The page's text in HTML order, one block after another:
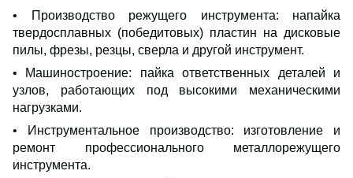
• Производство режущего инструмента: напайка
твердосплавных (победитовых) пластин на дисковые
пилы, фрезы, резцы, сверла и другой инструмент.
• Машиностроение: пайка ответственных деталей и
узлов, работающих под высокими механическими
нагрузками.
• Инструментальное производство: изготовление и
ремонт профессионального металлорежущего
инструмента.